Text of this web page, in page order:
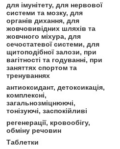
для імунітету, для нервової
системи та мозку, для
органів дихання, для
жовчовивідних шляхів та
жовчного міхура, для
сечостатевої системи, для
щитоподібної залози, при
вагітності та годуванні, при
заняттях спортом та
тренуваннях
антиоксидант, детоксикація,
комплексні,
загальнозміцнюючі,
тонізуючі, заспокійливі
регенерації, кровообігу,
обміну речовин
Таблетки